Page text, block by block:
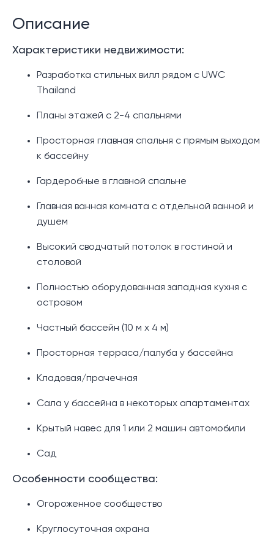
Описание
Характеристики недвижимости:
Разработка стильных вилл рядом с UWC
Thailand
Планы этажей с 2-4 спальнями
Просторная главная спальня с прямым выходом
к бассейну
Гардеробные в главной спальне
Главная ванная комната с отдельной ванной и
душем
Высокий сводчатый потолок в гостиной и
столовой
Полностью оборудованная западная кухня с
островом
Частный бассейн (10 м x 4 м)
Просторная терраса/палуба у бассейна
Кладовая/прачечная
Сала у бассейна в некоторых апартаментах
Крытый навес для 1 или 2 машин автомобили
Сад
Особенности сообщества:
Огороженное сообщество
Круглосуточная охрана